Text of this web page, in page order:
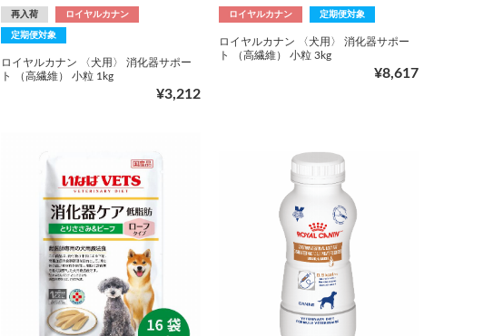
再入荷 ロイヤルカナン
定期便対象
ロイヤルカナン 〈犬用〉 消化器サポー
ト （高繊維） 小粒 1kg
¥3,212
ロイヤルカナン 定期便対象
ロイヤルカナン 〈犬用〉 消化器サポー
ト （高繊維） 小粒 3kg
¥8,617